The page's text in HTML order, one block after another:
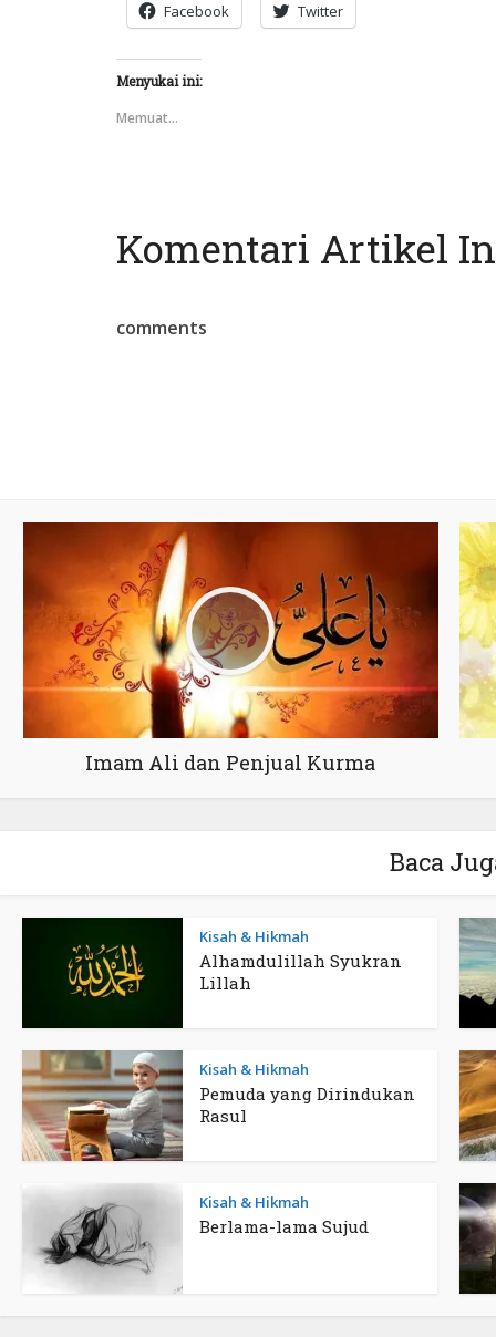
Facebook Twitter
Menyukai ini:
Memuat...
Komentari Artikel
comments
Imam Ali dan Penjual Kurma
Baca
Kisah & Hikmah
Alhamdulillah Syukran
Lillah
Kisah & Hikmah
Pemuda yang Dirindukan
Rasul
Kisah & Hikmah
Berlama-lama Sujud